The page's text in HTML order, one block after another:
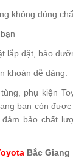
không đúng
lắp đặt, bảo
khoản dễ dàng.
phụ kiện
bạn còn
bảo chất
Bắc Giang